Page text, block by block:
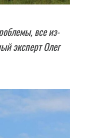
все из-
эксперт Олег